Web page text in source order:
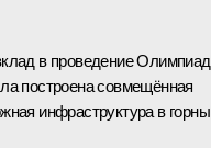
в проведение
построена совмещённая
инфраструктура в